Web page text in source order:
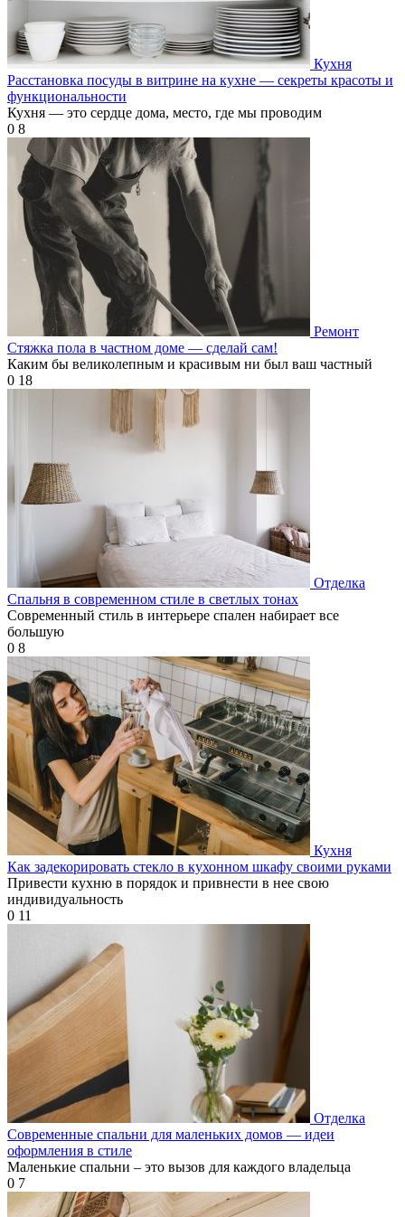
Кухня
Расстановка посуды в витрине на кухне — секреты красоты и
функциональности
Кухня — это сердце дома, место, где мы проводим
0 8
Ремонт
Стяжка пола в частном доме — сделай сам!
Каким бы великолепным и красивым ни был ваш частный
0 18
Отделка
Спальня в современном стиле в светлых тонах
Современный стиль в интерьере спален набирает все
большую
0 8
Кухня
Как задекорировать стекло в кухонном шкафу своими руками
Привести кухню в порядок и привнести в нее свою
индивидуальность
0 11
Отделка
Современные спальни для маленьких домов — идеи
оформления в стиле
Маленькие спальни – это вызов для каждого владельца
0 7